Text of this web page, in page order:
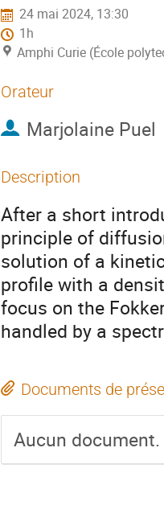
24 mai 2024, 13:30
1h
Amphi Curie (École
Orateur
Marjolaine Puel
Description
After a short
principle of
solution of a
profile with a
focus on the
handled by a
Documents de
Aucun document.